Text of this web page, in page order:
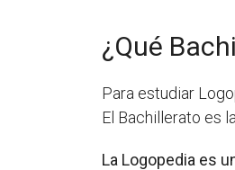
¿Qué
Para estudiar
El Bachillerato es
La Logopedia es